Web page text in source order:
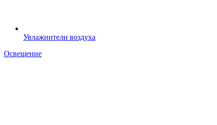
Увлажнители воздуха
Освещение